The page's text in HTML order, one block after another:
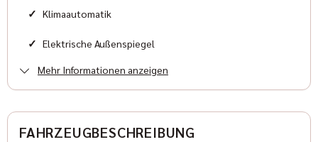
2025-08
Zustand
Farbe
✓ Klimaautomatik
✓ Elektrische Außenspiegel
✓ Elektrische Fensterheber
✓ Freisprecheinrichtung
Mehr Informationen anzeigen
FAHRZEUGBESCHREIBUNG